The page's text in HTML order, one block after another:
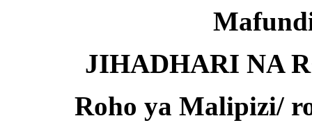
JIHADHARI NA
Roho ya Malipizi/